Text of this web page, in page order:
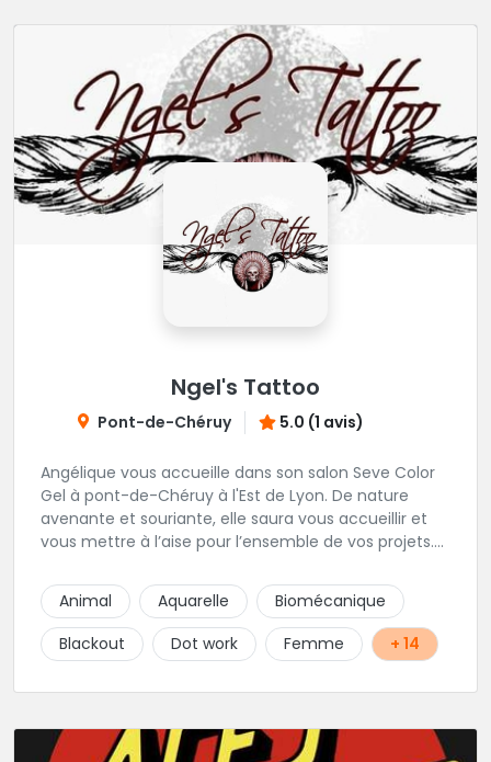
Ngel's Tattoo
Pont-de-Chéruy 5.0 (1 avis)
Angélique vous accueille dans son salon Seve Color
Gel à pont-de-Chéruy à l'Est de Lyon. De nature
avenante et souriante, elle saura vous accueillir et
vous mettre à l’aise pour l’ensemble de vos projets.
tatouages allant des calligraphies, motifs floraux au
réalisme.
Animal Aquarelle
Biomécanique
Blackout
Dot work Femme + 14